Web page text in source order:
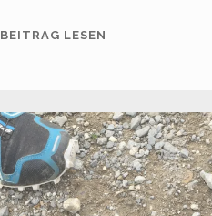
BEITRAG LESEN
GTX